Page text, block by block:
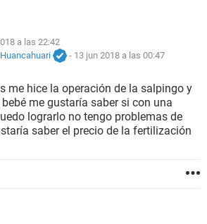
a las 22:42
- 13 jun 2018 a las 00:47
me hice la operación de la salpingo y
me gustaría saber si con una
lograrlo no tengo problemas de
saber el precio de la fertilización